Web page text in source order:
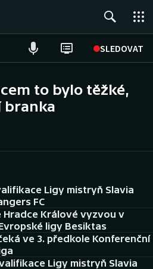
SLEDOVAT
to bylo těžké,
branka
Ligy mistryň Slavia
FC
Hradce Králové vyzvou v
ligy Besiktas
ve 3. předkole Konferenční
Ligy mistryň Slavia